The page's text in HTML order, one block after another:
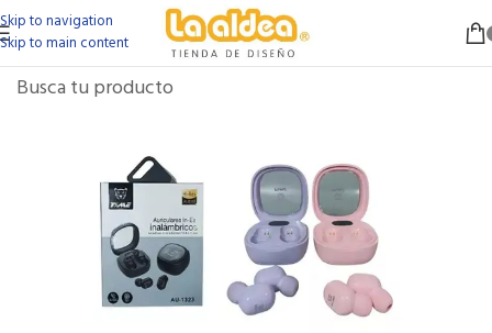
Skip to navigation
Skip to main content